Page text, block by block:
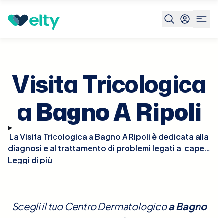
Prenota visita Bagno A Ripoli
Visita Tricologica
a Bagno A Ripoli
La Visita Tricologica a Bagno A Ripoli è dedicata alla
diagnosi e al trattamento di problemi legati ai capelli
e al cuoio capelluto, come la caduta dei capelli, la
attentamente il cuoio capelluto e i capelli,
Leggi di più
Scegli il tuo Centro DermatologicoaBagno